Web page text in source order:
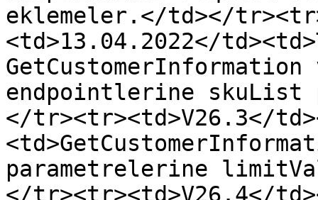
eklemeler.</td></
<td>13.04.2022</
endpointlerine skuList
</tr><tr><td>V26.3</
parametrelerine
</tr><tr><td>V26.4</